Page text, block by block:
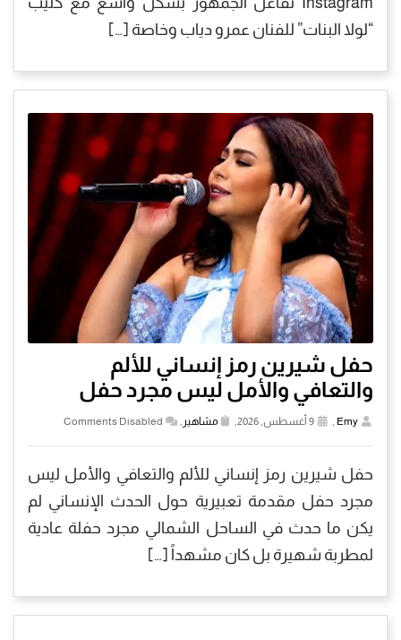
“لولا البنات” للفنان عمرو دياب وخاصة […]
حفل شيرين رمز إنساني للألم
والتعافي والأمل ليس مجرد حفل
Emy
, مشاهير ,
Comments Disabled
حفل شيرين رمز إنساني للألم والتعافي والأمل ليس
مجرد حفل مقدمة تعبيرية حول الحدث الإنساني لم
يكن ما حدث في الساحل الشمالي مجرد حفلة عادية
لمطربة شهيرة بل كان مشهداً […]